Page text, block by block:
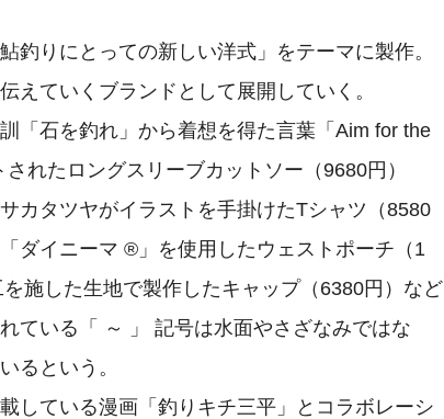
りにとっての新しい洋式」をテーマに製作。
えていくブランドとして展開していく。
「石を釣れ」から着想を得た言葉「Aim for the
れたロングスリーブカットソー（9680円）
カタツヤがイラストを手掛けたTシャツ（8580
ダイニーマ ®」を使用したウェストポーチ（1
施した生地で製作したキャップ（6380円）など
ている「 ～ 」 記号は水面やさざなみではな
るという。
している漫画「釣りキチ三平」とコラボレーシ